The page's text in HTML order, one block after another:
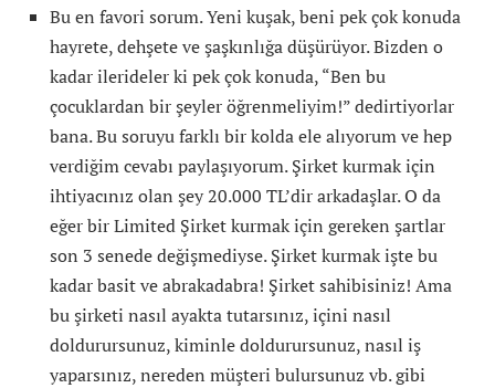
Bu en favori sorum. Yeni kuşak, beni pek çok konuda
hayrete, dehşete ve şaşkınlığa düşürüyor. Bizden o
kadar ilerideler ki pek çok konuda, “Ben bu
çocuklardan bir şeyler öğrenmeliyim!” dedirtiyorlar
bana. Bu soruyu farklı bir kolda ele alıyorum ve hep
verdiğim cevabı paylaşıyorum. Şirket kurmak için
ihtiyacınız olan şey 20.000 TL’dir arkadaşlar. O da
eğer bir Limited Şirket kurmak için gereken şartlar
son 3 senede değişmediyse. Şirket kurmak işte bu
kadar basit ve abrakadabra! Şirket sahibisiniz! Ama
bu şirketi nasıl ayakta tutarsınız, içini nasıl
doldurursunuz, kiminle doldurursunuz, nasıl iş
yaparsınız, nereden müşteri bulursunuz vb. gibi